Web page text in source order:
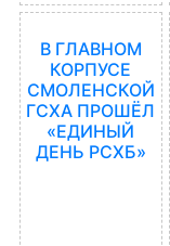
В ГЛАВНОМ
КОРПУСЕ
СМОЛЕНСКОЙ
ГСХА ПРОШЁЛ
«ЕДИНЫЙ
ДЕНЬ РСХБ»